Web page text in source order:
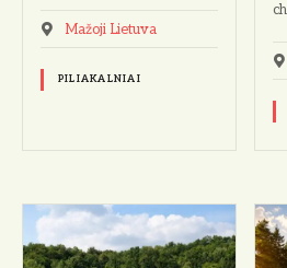
Mažoji Lietuva
PILIAKALNIAI